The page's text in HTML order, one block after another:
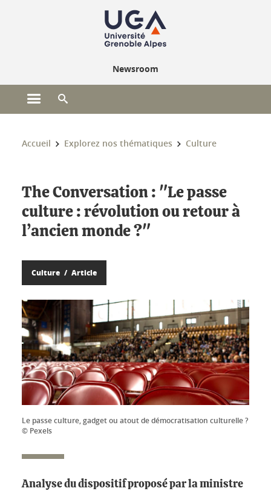
Newsroom
Ouvrir le menu principal
Vous êtes ici :
Accueil Explorez nos thématiques Culture
The Conversation : "Le passe
culture : révolution ou retour à
l’ancien monde ?"
Culture Article
Le passe culture, gadget ou atout de démocratisation culturelle ?
© Pexels
Analyse du dispositif proposé par la ministre